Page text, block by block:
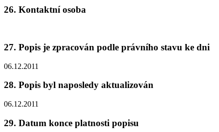
26. Kontaktní osoba
27. Popis je zpracován podle právního stavu ke dni
06.12.2011
28. Popis byl naposledy aktualizován
06.12.2011
29. Datum konce platnosti popisu